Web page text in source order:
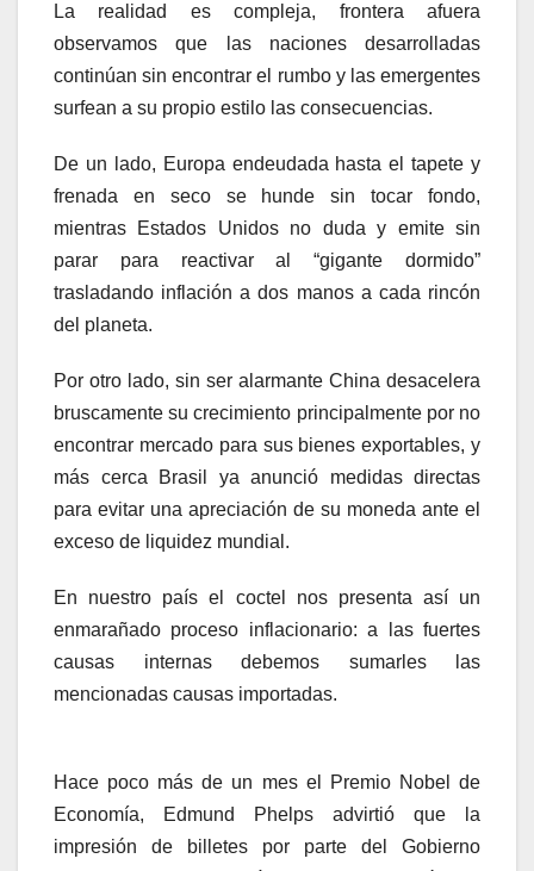
La realidad es compleja, frontera afuera
observamos que las naciones desarrolladas
continúan sin encontrar el rumbo y las emergentes
surfean a su propio estilo las consecuencias.
De un lado, Europa endeudada hasta el tapete y
frenada en seco se hunde sin tocar fondo,
mientras Estados Unidos no duda y emite sin
parar para reactivar al “gigante dormido”
trasladando inflación a dos manos a cada rincón
del planeta.
Por otro lado, sin ser alarmante China desacelera
bruscamente su crecimiento principalmente por no
encontrar mercado para sus bienes exportables, y
más cerca Brasil ya anunció medidas directas
para evitar una apreciación de su moneda ante el
exceso de liquidez mundial.
En nuestro país el coctel nos presenta así un
enmarañado proceso inflacionario: a las fuertes
causas internas debemos sumarles las
mencionadas causas importadas.
Hace poco más de un mes el Premio Nobel de
Economía, Edmund Phelps advirtió que la
impresión de billetes por parte del Gobierno